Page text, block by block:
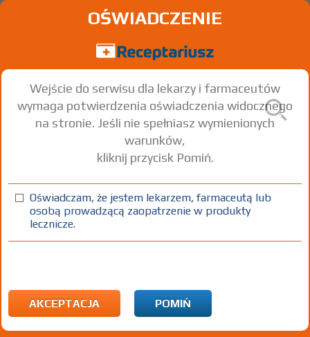
®150; -300; -500
Valproic acid
kaps. miękkie 500 mg 100 szt. Doustnie
100%
B(1) R(2) 75+(3) DZ(4)
Padaczka
3)Pacjenci 65+
4)Pacjenci do ukończenia 18 roku życia
OŚWIADCZENIE
Wejście do serwisu dla lekarzy i farmaceutów
wymaga potwierdzenia oświadczenia widocznego
na stronie. Jeśli nie spełniasz wymienionych
warunków,
kliknij przycisk Pomiń.
Oświadczam, że jestem lekarzem, farmaceutą lub
osobą prowadzącą zaopatrzenie w produkty
lecznicze.
AKCEPTACJA POMIŃ